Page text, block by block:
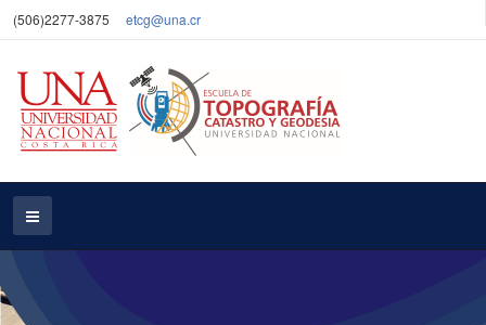
(506)2277-3875 etcg@una.cr